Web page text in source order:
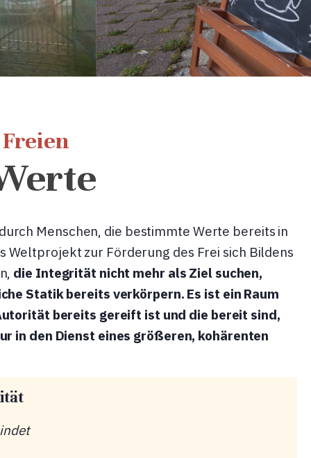
Menschen, die bestimmte Werte bereits in
Weltprojekt zur Förderung des Frei sich Bildens
die Integrität nicht mehr als Ziel suchen,
Statik bereits verkörpern. Es ist ein Raum
bereits gereift ist und die bereit sind,
in den Dienst eines größeren, kohärenten